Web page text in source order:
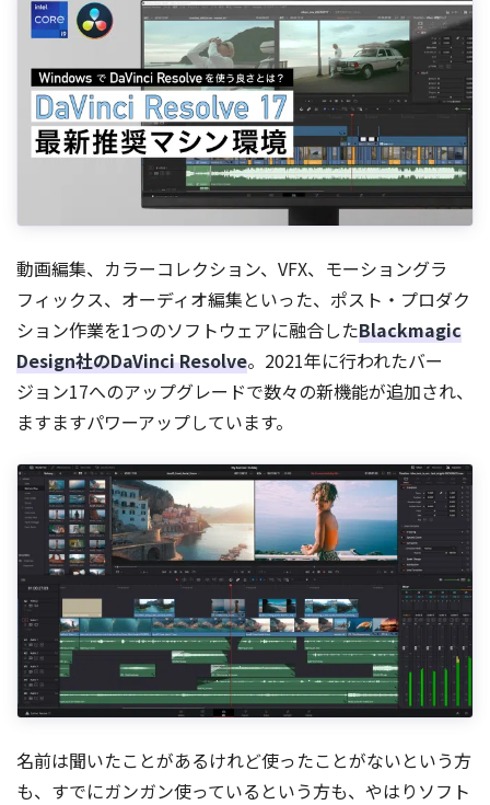
動画編集、カラーコレクション、VFX、モーショングラ
フィックス、オーディオ編集といった、ポスト・プロダク
ション作業を1つのソフトウェアに融合したBlackmagic
Design社のDaVinci Resolve。2021年に行われたバー
ジョン17へのアップグレードで数々の新機能が追加され、
ますますパワーアップしています。
名前は聞いたことがあるけれど使ったことがないという方
も、すでにガンガン使っているという方も、やはりソフト